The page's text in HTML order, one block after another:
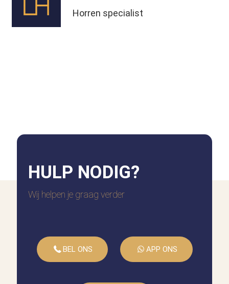
Horren specialist
HULP NODIG?
Wij helpen je graag verder
BEL ONS APP ONS